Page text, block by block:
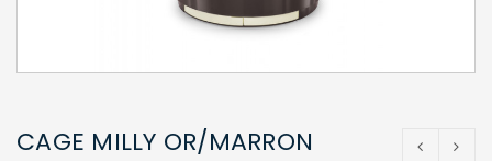
CAGE MILLY OR/MARRON